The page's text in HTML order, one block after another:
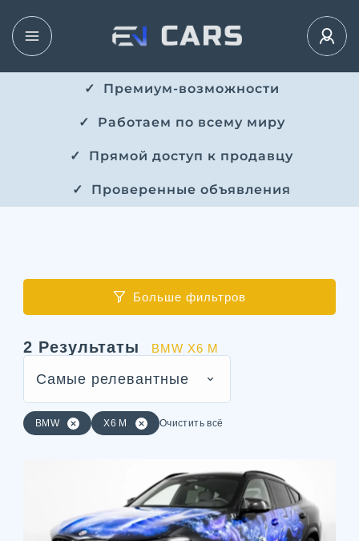
✓ ​​ Премиум-возможности
✓ ​ Работаем по всему миру
✓ ​ Прямой доступ к продавцу
✓ ​ Проверенные объявления
Больше фильтров
2 Результаты BMW X6 M
Самые релевантные
BMW X6 M Очистить всё